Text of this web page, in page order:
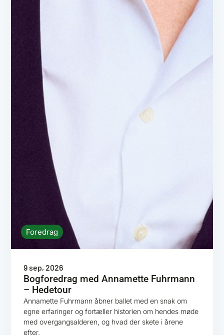
Foredrag
9 sep, 2026
Bogforedrag med Annamette Fuhrmann
– Hedetour
Annamette Fuhrmann åbner ballet med en snak om
egne erfaringer og fortæller historien om hendes møde
med overgangsalderen, og hvad der skete i årene
efter.